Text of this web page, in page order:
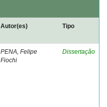
Autor(es) Tipo
PENA, Felipe
Fiochi
Dissertação